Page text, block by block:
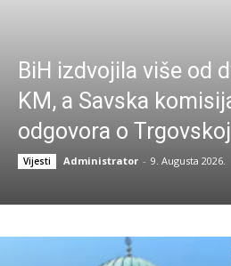
BiH izdvojila više od
KM, a Savska
odgovora o
Vijesti Administrator - 9. Augusta 2026.